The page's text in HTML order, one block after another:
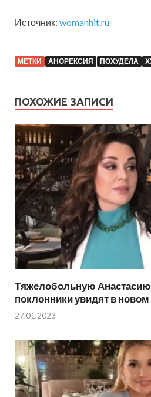
Источник: womanhit.ru
МЕТКИ АНОРЕКСИЯ ПОХУДЕЛА
ПОХОЖИЕ ЗАПИСИ
Тяжелобольную
поклонники увидят в новом
27.01.2023